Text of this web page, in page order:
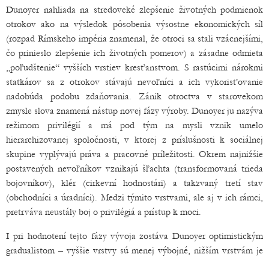
Dunoyer nahliada na stredoveké zlepšenie životných podmienok
otrokov ako na výsledok pôsobenia výsostne ekonomických síl
(rozpad Rímskeho impéria znamenal, že otroci sa stali vzácnejšími,
čo prinieslo zlepšenie ich životných pomerov) a zásadne odmieta
„poľudštenie“ vyšších vrstiev kresťanstvom. S rastúcimi nárokmi
statkárov sa z otrokov stávajú nevoľníci a ich vykorisťovanie
nadobúda podobu zdaňovania. Zánik otroctva v starovekom
zmysle slova znamená nástup novej fázy výroby. Dunoyer ju nazýva
režimom privilégií a má pod tým na mysli vznik umelo
hierarchizovanej spoločnosti, v ktorej z príslušnosti k sociálnej
skupine vyplývajú práva a pracovné príležitosti. Okrem najnižšie
postavených nevoľníkov vznikajú šľachta (transformovaná trieda
bojovníkov), klér (cirkevní hodnostári) a takzvaný tretí stav
(obchodníci a úradníci). Medzi týmito vrstvami, ale aj v ich rámci,
pretrváva neustály boj o privilégiá a prístup k moci.
I pri hodnotení tejto fázy vývoja zostáva Dunoyer optimistickým
gradualistom – vyššie vrstvy sú menej výbojné, nižším vrstvám je